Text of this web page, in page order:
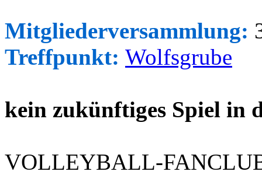
Mitgliederversammlung:
Treffpunkt: Wolfsgrube
kein zukünftiges Spiel in
VOLLEYBALL-